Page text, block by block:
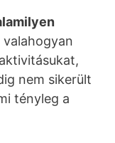
nem sikerült
tényleg a